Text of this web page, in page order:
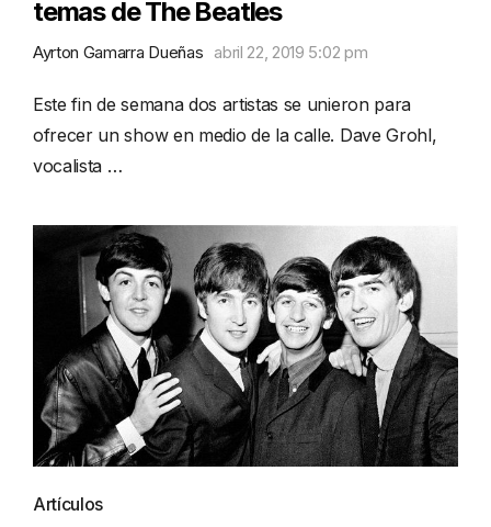
temas de The Beatles
Ayrton Gamarra Dueñas abril 22, 2019 5:02 pm
Este fin de semana dos artistas se unieron para
ofrecer un show en medio de la calle. Dave Grohl,
vocalista …
Artículos